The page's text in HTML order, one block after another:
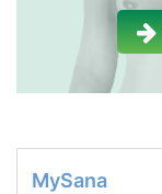
MySana